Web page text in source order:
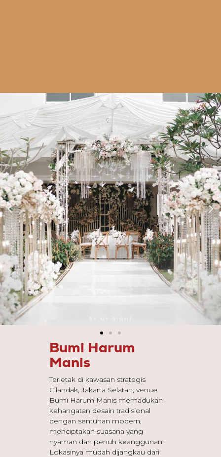
Bumi Harum
Manis
Terletak di kawasan strategis
Cilandak, Jakarta Selatan, venue
Bumi Harum Manis memadukan
kehangatan desain tradisional
dengan sentuhan modern,
menciptakan suasana yang
nyaman dan penuh keanggunan.
Lokasinya mudah dijangkau dari